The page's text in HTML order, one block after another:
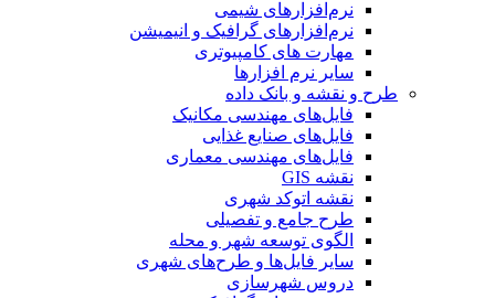
نرم‌افزارهای شیمی
نرم‌افزارهای گرافیک و انیمیشن
مهارت های کامپیوتری
سایر نرم افزارها
طرح و نقشه و بانک داده
فایل‌های مهندسی مکانیک
فایل‌های صنایع غذایی
فایل‌های مهندسی معماری
نقشه GIS
نقشه اتوکد شهری
طرح جامع و تفصیلی
الگوی توسعه شهر و محله
سایر فایل‌ها و طرح‌های شهری
دروس شهرسازی